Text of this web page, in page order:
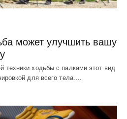
может улучшить вашу
техники ходьбы с палками этот вид
для всего тела.…